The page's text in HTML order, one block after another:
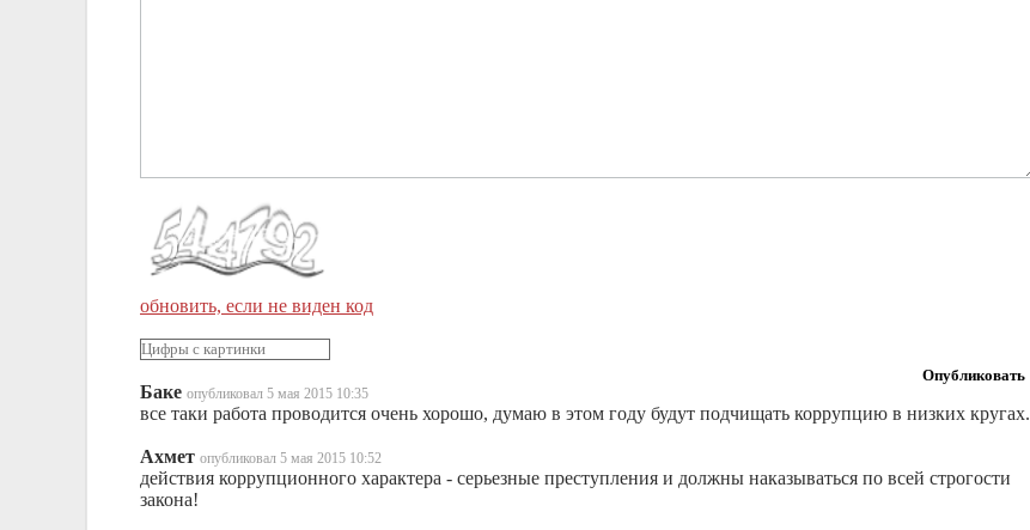
обновить, если не виден код
Опубликовать
Баке опубликовал 5 мая 2015 10:35
все таки работа проводится очень хорошо, думаю в этом году будут подчищать коррупцию в низких кругах.
Ахмет опубликовал 5 мая 2015 10:52
действия коррупционного характера - серьезные преступления и должны наказываться по всей строгости
закона!